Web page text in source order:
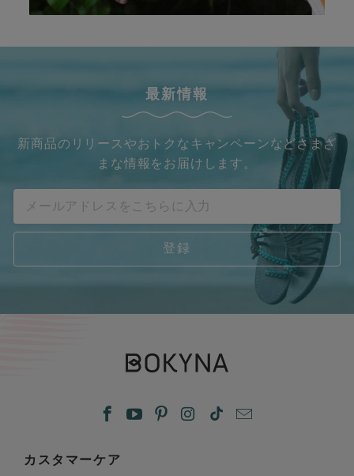
最新情報
新商品のリリースやおトクなキャンペーンなどさまざ
まな情報をお届けします。
カスタマーケア